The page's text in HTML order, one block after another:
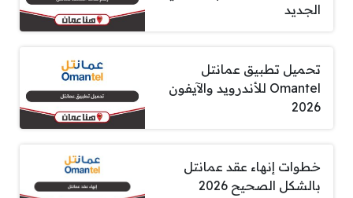
الجديد
تحميل تطبيق عمانتل
Omantel للأندرويد والآيفون
2026
خطوات إنهاء عقد عمانتل
بالشكل الصحيح 2026